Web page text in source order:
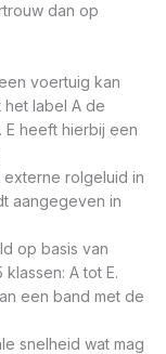
dan op
voertuig kan
label A de
heeft hierbij een
rolgeluid in
aangegeven in
op basis van
A tot E.
een band met de
snelheid wat mag